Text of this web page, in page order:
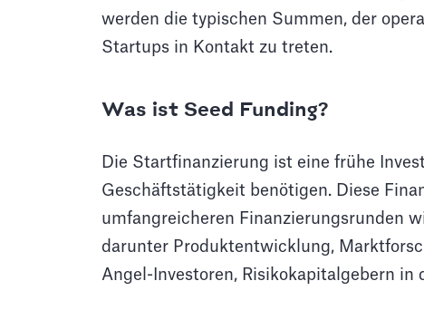
werden die typischen Summen, der
Startups in Kontakt zu treten.
Was ist Seed Funding?
Die Startfinanzierung ist eine frühe
Geschäftstätigkeit benötigen. Diese
umfangreicheren Finanzierungsrunden
darunter Produktentwicklung,
Angel-Investoren, Risikokapitalgebern